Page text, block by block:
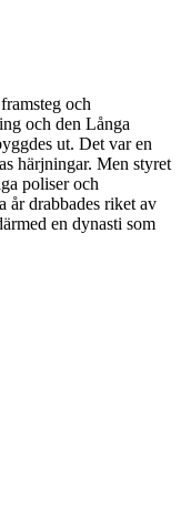
och
och den Långa
ut. Det var en
härjningar. Men styret
poliser och
år drabbades riket av
en dynasti som